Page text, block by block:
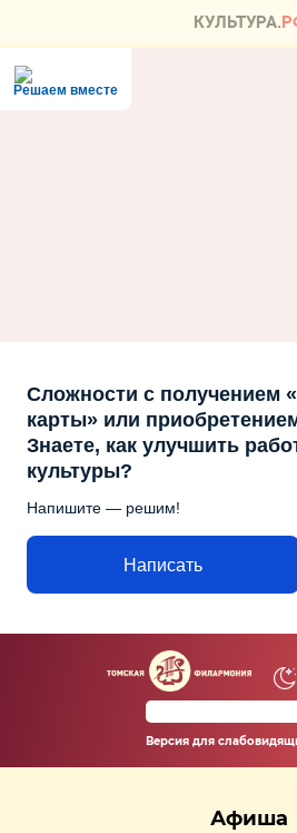
Решаем вместе
Сложности с получением
карты» или
Знаете, как улучшить
культуры?
Напишите — решим!
Написать
Версия для
Афиша